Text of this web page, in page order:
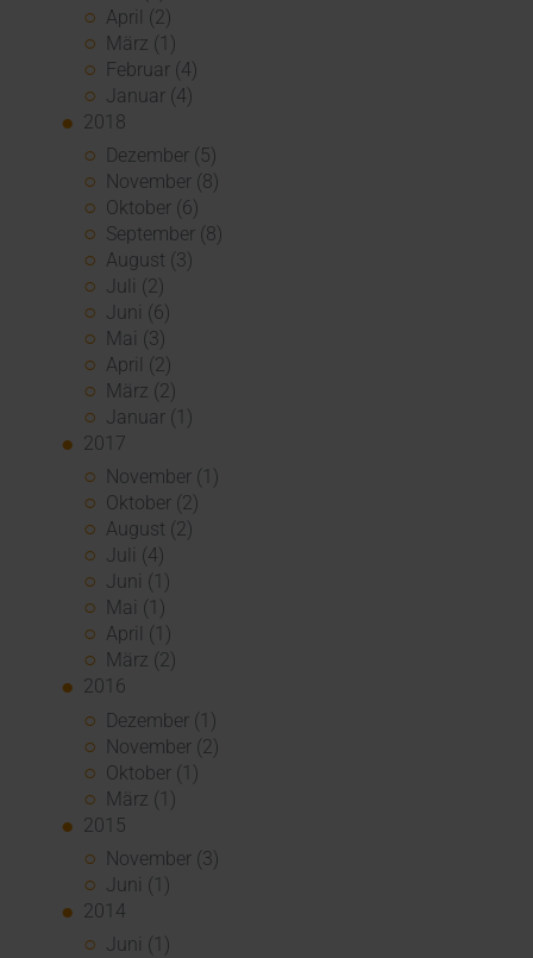
April (2)
März (1)
Februar (4)
Januar (4)
2018
Dezember (5)
November (8)
Oktober (6)
September (8)
August (3)
Juli (2)
Juni (6)
Mai (3)
April (2)
März (2)
Januar (1)
2017
November (1)
Oktober (2)
August (2)
Juli (4)
Juni (1)
Mai (1)
April (1)
März (2)
2016
Dezember (1)
November (2)
Oktober (1)
März (1)
2015
November (3)
Juni (1)
2014
Juni (1)